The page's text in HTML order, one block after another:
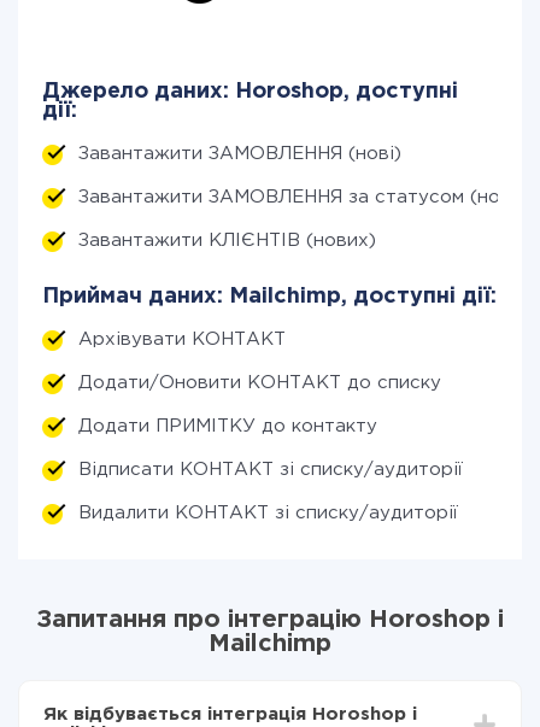
Джерело даних: Horoshop, доступні
дії:
Завантажити ЗАМОВЛЕННЯ (нові)
Завантажити ЗАМОВЛЕННЯ за статусом (нові)
Завантажити КЛІЄНТІВ (нових)
Приймач даних: Mailchimp, доступні дії:
Архівувати КОНТАКТ
Додати/Оновити КОНТАКТ до списку
Додати ПРИМІТКУ до контакту
Відписати КОНТАКТ зі списку/аудиторії
Видалити КОНТАКТ зі списку/аудиторії
Запитання про інтеграцію Horoshop і
Mailchimp
Як відбувається інтеграція Horoshop і